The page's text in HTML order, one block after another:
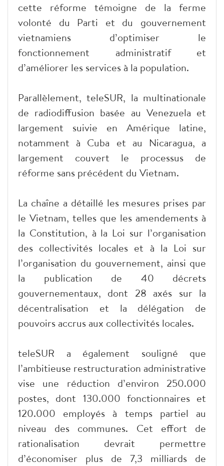
cette réforme témoigne de la ferme
volonté du Parti et du gouvernement
vietnamiens d’optimiser le
fonctionnement administratif et
d’améliorer les services à la population.
Parallèlement, teleSUR, la multinationale
de radiodiffusion basée au Venezuela et
largement suivie en Amérique latine,
notamment à Cuba et au Nicaragua, a
largement couvert le processus de
réforme sans précédent du Vietnam.
La chaîne a détaillé les mesures prises par
le Vietnam, telles que les amendements à
la Constitution, à la Loi sur l’organisation
des collectivités locales et à la Loi sur
l’organisation du gouvernement, ainsi que
la publication de 40 décrets
gouvernementaux, dont 28 axés sur la
décentralisation et la délégation de
pouvoirs accrus aux collectivités locales.
teleSUR a également souligné que
l’ambitieuse restructuration administrative
vise une réduction d’environ 250.000
postes, dont 130.000 fonctionnaires et
120.000 employés à temps partiel au
niveau des communes. Cet effort de
rationalisation devrait permettre
d’économiser plus de 7,3 milliards de